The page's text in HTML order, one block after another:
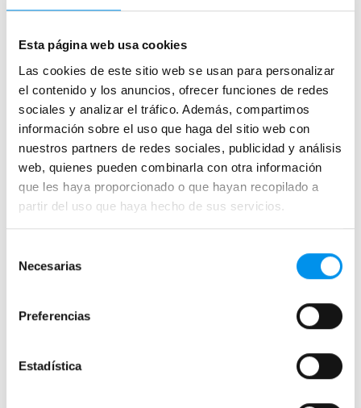
Esta página web usa cookies
Las cookies de este sitio web se usan para personalizar
el contenido y los anuncios, ofrecer funciones de redes
sociales y analizar el tráfico. Además, compartimos
información sobre el uso que haga del sitio web con
nuestros partners de redes sociales, publicidad y análisis
web, quienes pueden combinarla con otra información
que les haya proporcionado o que hayan recopilado a
partir del uso que haya hecho de sus servicios.
Necesarias
Preferencias
Estadística
Bañeras en esquina
Hojas o biombos de bañera
Mamparas de bañera abatibles
Mamparas de bañera correderas
Mamparas de bañera sin perfilería
Plegables
Semicirculares